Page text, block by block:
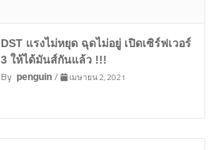
DST แรงไม่หยุด ฉุดไม่อยู่ เปิดเซิร์ฟเวอร์
3 ให้ได้มันส์กันแล้ว !!!
By penguin/ เมษายน 2, 2021